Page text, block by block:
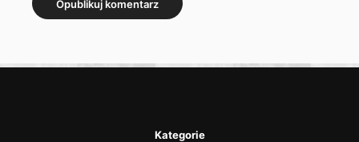
Kategorie